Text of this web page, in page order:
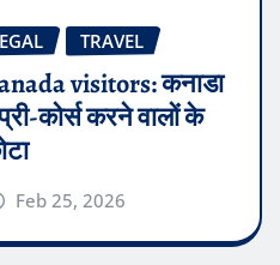
TRAVEL
visitors: कनाडा
कोर्स करने वालों के
Feb 25, 2026